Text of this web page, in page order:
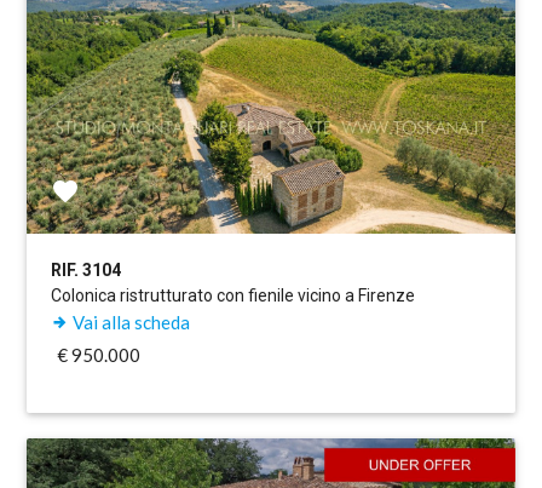
RIF. 3104
Colonica ristrutturato con fienile vicino a Firenze
Vai alla scheda
€ 950.000